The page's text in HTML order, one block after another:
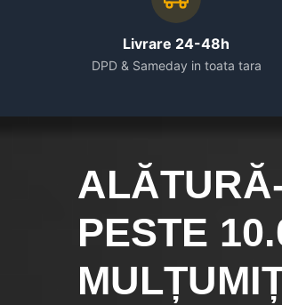
Livrare 24-48h
DPD & Sameday in toata tara
PESTE